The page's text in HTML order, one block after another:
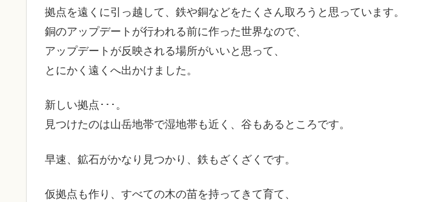
拠点を遠くに引っ越して、鉄や銅などをたくさん取ろうと思っています。
銅のアップデートが行われる前に作った世界なので、
アップデートが反映される場所がいいと思って、
とにかく遠くへ出かけました。
新しい拠点･･･。
見つけたのは山岳地帯で湿地帯も近く、谷もあるところです。
早速、鉱石がかなり見つかり、鉄もざくざくです。
仮拠点も作り、すべての木の苗を持ってきて育て、